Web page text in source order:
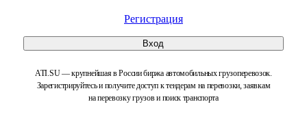
Регистрация
Вход
ATI.SU — крупнейшая в России биржа автомобильных грузоперевозок.
Зарегистрируйтесь и получите доступ к тендерам на перевозки, заявкам
на перевозку грузов и поиск транспорта